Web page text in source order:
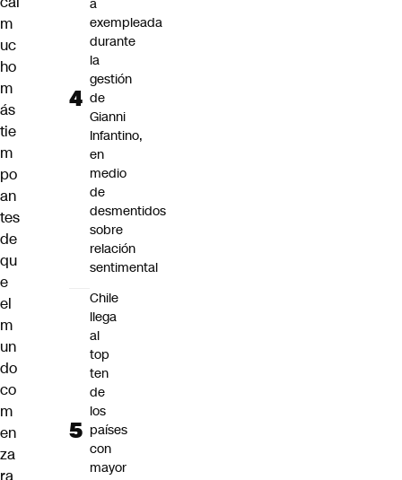
m
uc
ho
m
ás
tie
m
po
an
tes
de
qu
e
el
m
un
do
co
m
en
za
ra
a
exempleada
durante
la
gestión
de
Gianni
Infantino,
en
medio
de
desmentidos
sobre
relación
sentimental
Chile
llega
al
top
ten
de
los
países
con
mayor